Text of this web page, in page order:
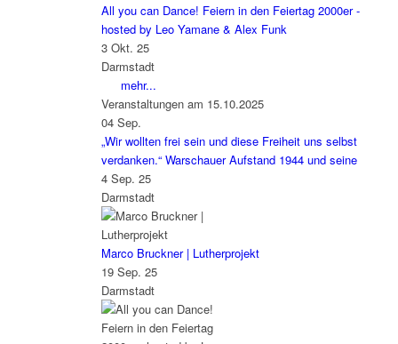
All you can Dance! Feiern in den Feiertag 2000er -
hosted by Leo Yamane & Alex Funk
3 Okt. 25
Darmstadt
mehr...
Veranstaltungen am 15.10.2025
04 Sep.
„Wir wollten frei sein und diese Freiheit uns selbst
verdanken.“ Warschauer Aufstand 1944 und seine
4 Sep. 25
Darmstadt
Marco Bruckner | Lutherprojekt
19 Sep. 25
Darmstadt